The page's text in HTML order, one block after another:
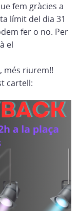
fem gràcies a
límit del dia 31
fer o no. Per
el
més riurem!!
cartell: